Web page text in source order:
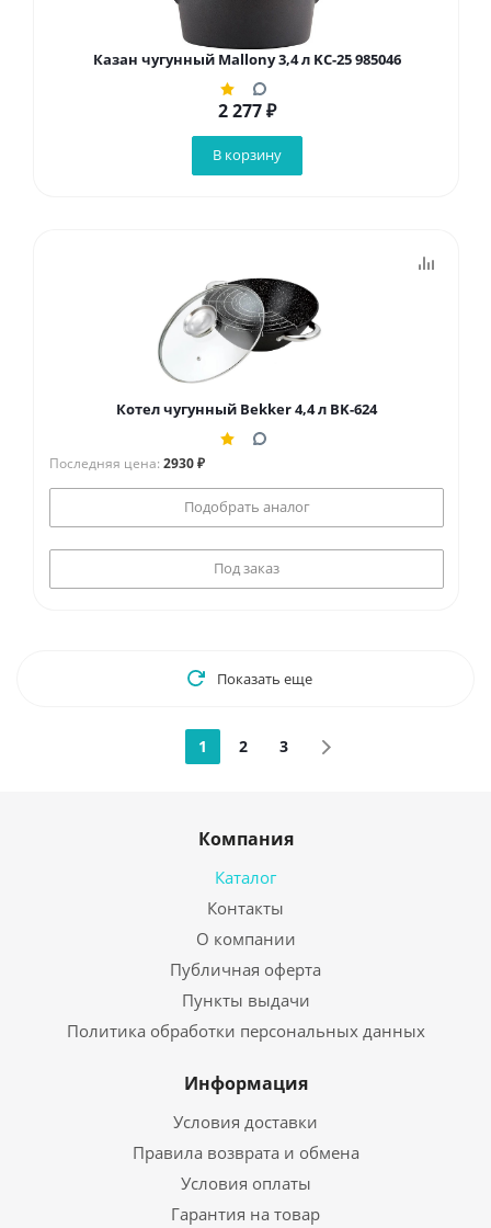
Казан чугунный Mallony 3,4 л KС-25 985046
2 277₽
В корзину
Котел чугунный Bekker 4,4 л BK-624
Последняя цена: 2930 ₽
Подобрать аналог
Под заказ
Показать еще
1 2 3
Компания
Каталог
Контакты
О компании
Публичная оферта
Пункты выдачи
Политика обработки персональных данных
Информация
Условия доставки
Правила возврата и обмена
Условия оплаты
Гарантия на товар